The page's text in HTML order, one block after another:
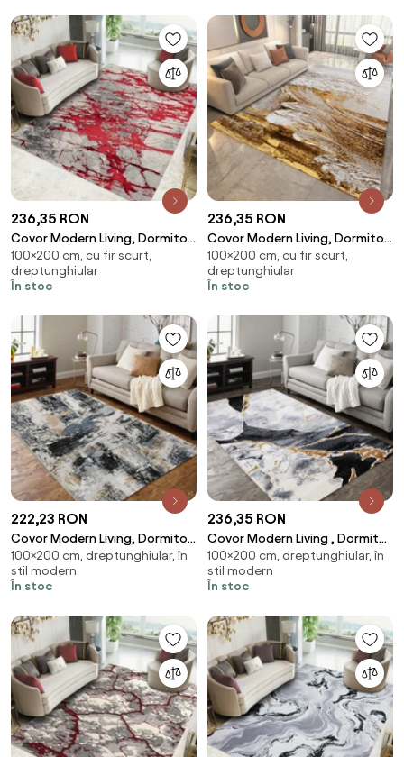
236,35 RON
Covor Modern Living, Dormitor
Dreptunghiular Milano 0596B
Rosu (Alege dimensiunea: 100 x
200)
100×200 cm, cu fir scurt,
dreptunghiular
În stoc
236,35 RON
Covor Modern Living, Dormitor
Dreptunghiular Cameleon
2323A Gold (Alege
dimensiunea: 100 x 200)
100×200 cm, cu fir scurt,
dreptunghiular
În stoc
222,23 RON
Covor Modern Living, Dormitor
Dreptunghiular Ovidiu 2342B
Antracit (Alege dimensiunea:
100 x 200)
100×200 cm, dreptunghiular, în
stil modern
În stoc
236,35 RON
Covor Modern Living , Dormitor
Dreptunghiular Marble 0857A
(Alege dimensiunea: 100 x 200)
100×200 cm, dreptunghiular, în
stil modern
În stoc